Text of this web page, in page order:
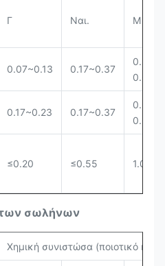
Γ Ναι. Μ
0.07~0.13 0.17~0.37
0.35 ~
0.65
0.17~0.23 0.17~0.37
0.35 ~
0.65
≤0.20 ≤0.55
των σωλήνων
Χημική συνιστώσα (ποιοτικό